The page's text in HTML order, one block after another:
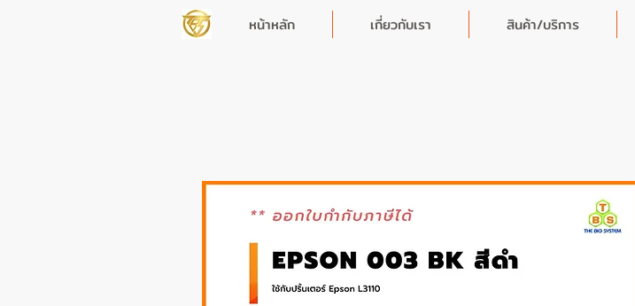
หน้าหลัก เกี่ยวกับเรา สินค้า/บริการ